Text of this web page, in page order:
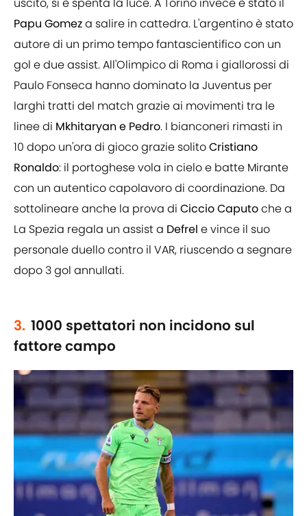
Papu Gomeza salire in cattedra. L'argentino è stato
autore di un primo tempo fantascientifico con un
gol e due assist. All'Olimpico di Roma i giallorossi di
Paulo Fonseca hanno dominato la Juventus per
larghi tratti del match grazie ai movimenti tra le
linee di Mkhitaryan e Pedro. I bianconeri rimasti in
10 dopo un'ora di gioco grazie solitoCristiano
Ronaldo: il portoghese vola in cielo e batte Mirante
con un autentico capolavoro di coordinazione. Da
sottolineare anche la prova di Ciccio Caputoche a
La Spezia regala un assist a Defrel e vince il suo
personale duello contro il VAR, riuscendo a segnare
dopo 3 gol annullati.
3. 1000 spettatori non incidono sul
fattore campo